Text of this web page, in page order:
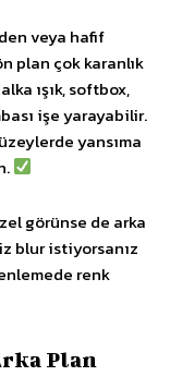
veya hafif
plan çok karanlık
ışık, softbox,
işe yarayabilir.
yansıma
görünse de arka
blur istiyorsanız
renk
Plan